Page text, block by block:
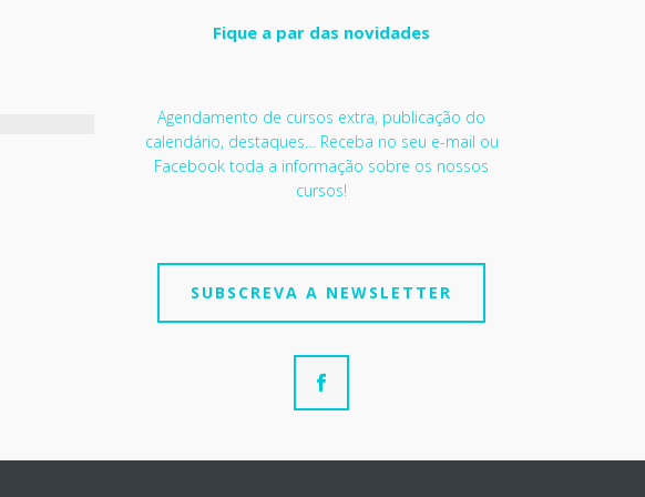
Fique a par das novidades
Agendamento de cursos extra, publicação do
calendário, destaques… Receba no seu e-mail ou
Facebook toda a informação sobre os nossos
cursos!
SUBSCREVA A NEWSLETTER